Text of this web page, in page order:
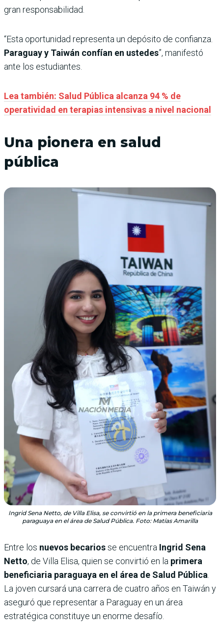
gran responsabilidad.
“Esta oportunidad representa un depósito de confianza.
Paraguay y Taiwán confían en ustedes”, manifestó
ante los estudiantes.
Lea también: Salud Pública alcanza 94 % de
operatividad en terapias intensivas a nivel nacional
Una pionera en salud
pública
Ingrid Sena Netto, de Villa Elisa, se convirtió en la primera beneficiaria
paraguaya en el área de Salud Pública. Foto: Matías Amarilla
Entre los nuevos becariosse encuentra Ingrid Sena
Netto, de Villa Elisa, quien se convirtió en la primera
beneficiaria paraguaya en el área de Salud Pública
La joven cursará una carrera de cuatro años en Taiwán y
aseguró que representar a Paraguay en un área
estratégica constituye un enorme desafío.